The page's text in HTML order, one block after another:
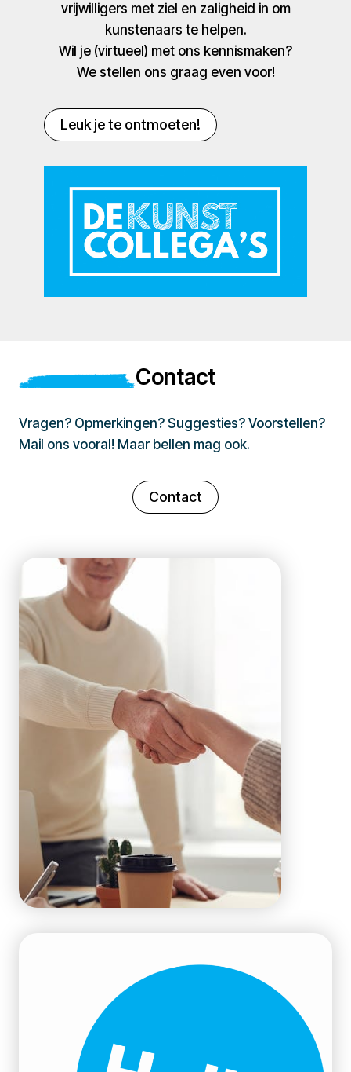
vrijwilligers met ziel en zaligheid in om
kunstenaars te helpen.
Wil je (virtueel) met ons kennismaken?
We stellen ons graag even voor!
Leuk je te ontmoeten!
Contact
Vragen? Opmerkingen? Suggesties? Voorstellen?
Mail ons vooral! Maar bellen mag ook.
Contact